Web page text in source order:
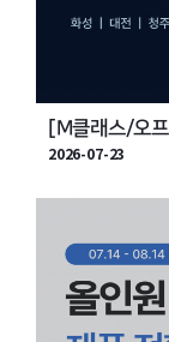
[M클래스/오
방법, CAE 실
2026-07-23